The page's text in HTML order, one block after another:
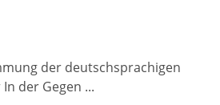
der deutschsprachigen
der Gegen ...